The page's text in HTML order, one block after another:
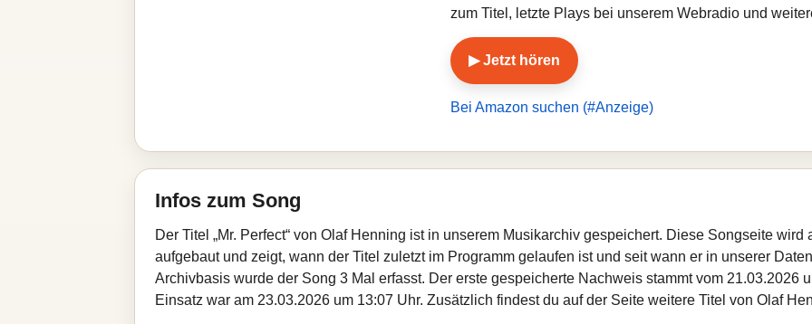
zum Titel, letzte Plays bei unserem Webradio und
▶ Jetzt hören
Bei Amazon suchen (#Anzeige)
Infos zum Song
Der Titel „Mr. Perfect“ von Olaf Henning ist in unserem Musikarchiv gespeichert. Diese Songseite
aufgebaut und zeigt, wann der Titel zuletzt im Programm gelaufen ist und seit wann er in unserer
Archivbasis wurde der Song 3 Mal erfasst. Der erste gespeicherte Nachweis stammt vom 21.03.2026
Einsatz war am 23.03.2026 um 13:07 Uhr. Zusätzlich findest du auf der Seite weitere Titel von Olaf